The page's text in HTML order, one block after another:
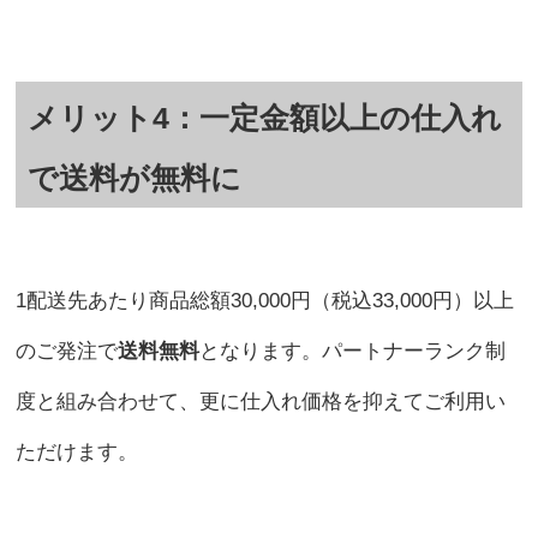
メリット4：一定金額以上の仕入れ
で送料が無料に
1配送先あたり商品総額30,000円（税込33,000円）以上
のご発注で送料無料となります。パートナーランク制
度と組み合わせて、更に仕入れ価格を抑えてご利用い
ただけます。